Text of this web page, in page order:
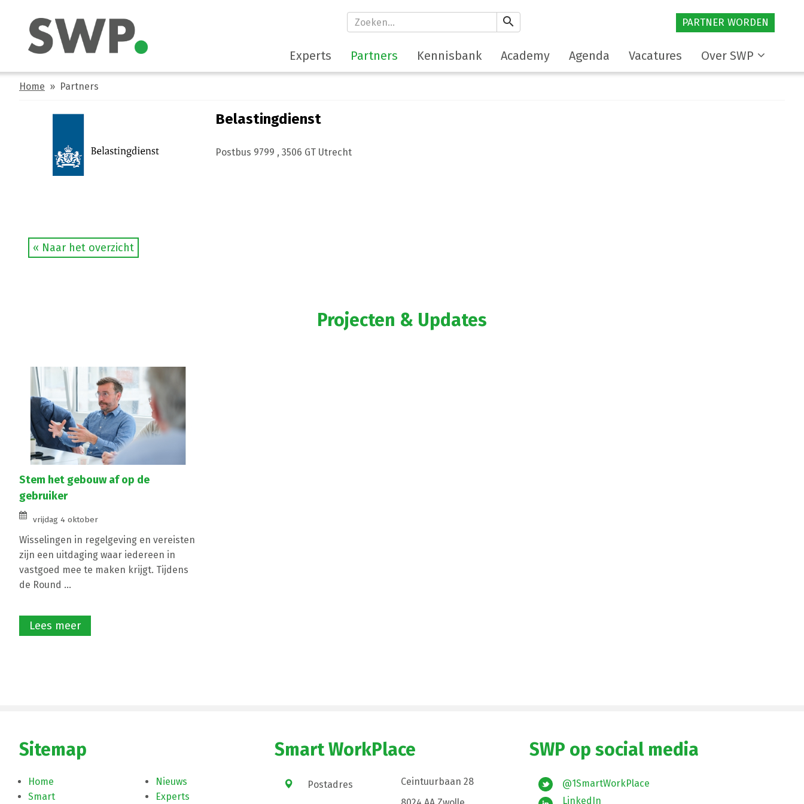
search PARTNER WORDEN
Experts Partners Kennisbank Academy Agenda Vacatures Over SWP
Home » Partners
Belastingdienst
Postbus 9799 , 3506 GT Utrecht
« Naar het overzicht
Projecten & Updates
Stem het gebouw af op de
gebruiker
vrijdag 4 oktober
Wisselingen in regelgeving en vereisten
zijn een uitdaging waar iedereen in
vastgoed mee te maken krijgt. Tijdens
de Round ...
Lees meer
Sitemap
Home
Smart
Nieuws
Experts
Smart WorkPlace
Postadres
Ceintuurbaan 28
SWP op social media
@1SmartWorkPlace
LinkedIn